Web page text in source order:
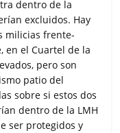
dentro de la
excluidos. Hay
milicias frente-
en el Cuartel de la
pero son
patio del
sobre si estos dos
dentro de la LMH
ser protegidos y